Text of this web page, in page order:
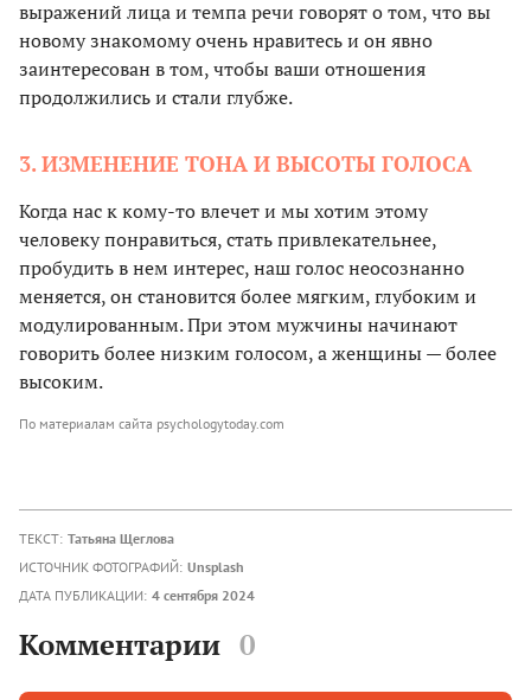
выражений лица и темпа речи говорят о том, что вы
новому знакомому очень нравитесь и он явно
заинтересован в том, чтобы ваши отношения
продолжились и стали глубже.
3. ИЗМЕНЕНИЕ ТОНА И ВЫСОТЫ ГОЛОСА
Когда нас к кому-то влечет и мы хотим этому
человеку понравиться, стать привлекательнее,
пробудить в нем интерес, наш голос неосознанно
меняется, он становится более мягким, глубоким и
модулированным. При этом мужчины начинают
говорить более низким голосом, а женщины — более
высоким.
По материалам сайта psychologytoday.com
ТЕКСТ: Татьяна Щеглова
ИСТОЧНИК ФОТОГРАФИЙ: Unsplash
ДАТА ПУБЛИКАЦИИ: 4 сентября 2024
Комментарии 0